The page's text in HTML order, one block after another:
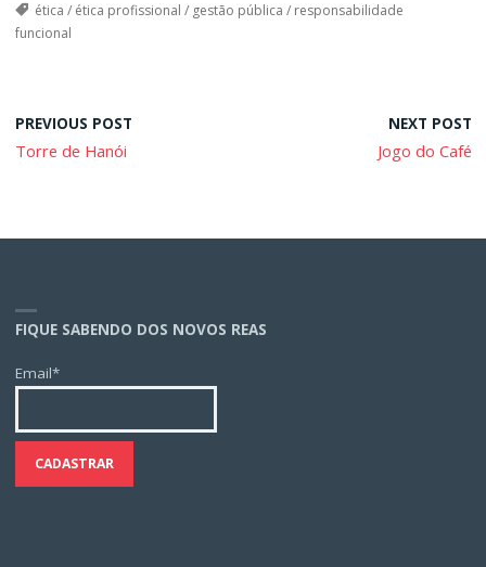
ética / ética profissional / gestão pública / responsabilidade
funcional
PREVIOUS POST
Torre de Hanói
NEXT POST
Jogo do Café
FIQUE SABENDO DOS NOVOS REAS
Email*